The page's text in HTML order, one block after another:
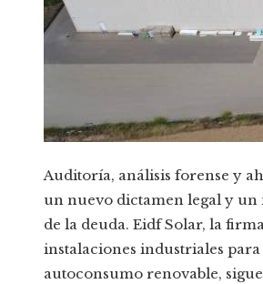
Auditoría, análisis forense y
un nuevo dictamen legal y un
de la deuda. Eidf Solar, la
instalaciones industriales para
autoconsumo renovable, sigue